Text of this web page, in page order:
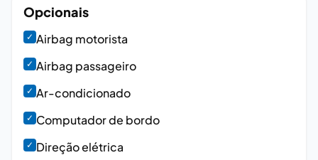
Opcionais
✓ Airbag motorista
✓ Airbag passageiro
✓ Ar-condicionado
✓ Computador de bordo
✓ Direção elétrica